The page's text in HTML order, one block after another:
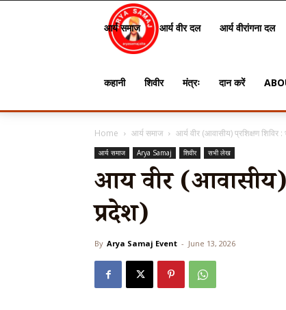
Arya
Samaj
आर्य समाज आर्य वीर दल आर्य वीरांगना दल
कहानी शिवीर मंत्रः दान करें
Home आर्य समाज आर्य वीर (आवासीय) प्रशिक्षण शिविर
आर्य समाज Arya Samaj शिवीर सभी लेख
आर्य वीर (आवासीय)
प्रदेश)
By Arya Samaj Event - June 13, 2026